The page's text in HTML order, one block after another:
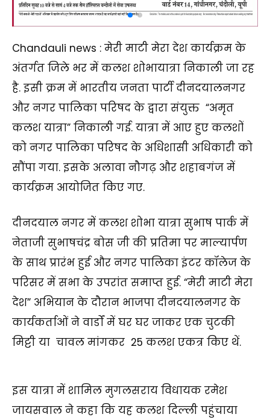
Chandauli news : मेरी माटी मेरा देश कार्यक्रम के
अंतर्गत जिले भर में कलश शोभायात्रा निकाली जा रह
है. इसी क्रम में भारतीय जनता पार्टी दीनदयालनगर
और नगर पालिका परिषद के द्वारा संयुक्त “अमृत
कलश यात्रा” निकाली गई. यात्रा में आए हुए कलशों
को नगर पालिका परिषद के अधिशासी अधिकारी को
सौंपा गया. इसके अलावा नौगढ़ और शहाबगंज में
कार्यक्रम आयोजित किए गए.
दीनदयाल नगर में कलश शोभा यात्रा सुभाष पार्क में
नेताजी सुभाषचंद्र बोस जी की प्रतिमा पर माल्यार्पण
के साथ प्रारंभ हुई और नगर पालिका इंटर कॉलेज के
परिसर में सभा के उपरांत समाप्त हुई. “मेरी माटी मेरा
देश” अभियान के दौरान भाजपा दीनदयालनगर के
कार्यकर्ताओं ने वार्डों में घर घर जाकर एक चुटकी
मिट्टी या चावल मांगकर 25 कलश एकत्र किए थें.
इस यात्रा में शामिल मुगलसराय विधायक रमेश
जायसवाल ने कहा कि यह कलश दिल्ली पहुंचाया